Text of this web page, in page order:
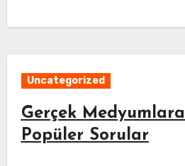
Uncategorized
Gerçek
Popüler Sorular